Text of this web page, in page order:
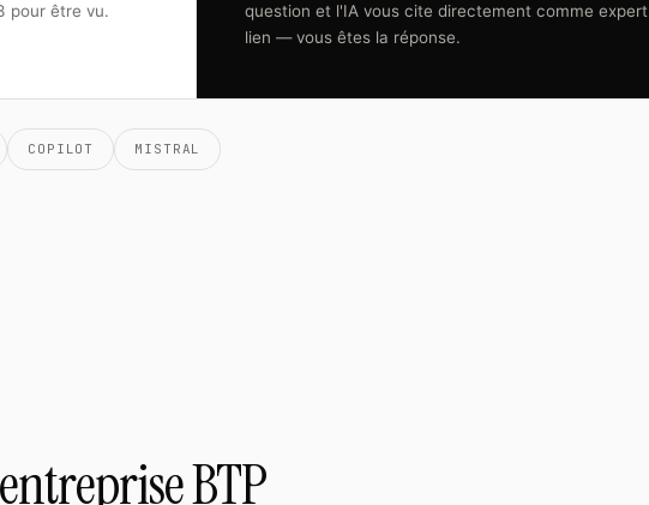
pour être vu.
question et l'IA vous cite directement comme
lien — vous êtes la réponse.
COPILOT MISTRAL
BTP